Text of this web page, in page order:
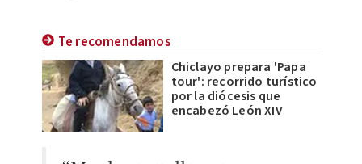
Te recomendamos
Chiclayo prepara 'Papa
tour': recorrido turístico
por la diócesis que
encabezó León XIV